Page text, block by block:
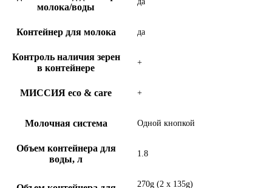
молока/воды
Контейнер для молока да
Контроль наличия зерен
в контейнере
+
МИССИЯ eco & care +
Молочная система Одной кнопкой
Объем контейнера для
воды, л
1.8
270g (2 x 135g)